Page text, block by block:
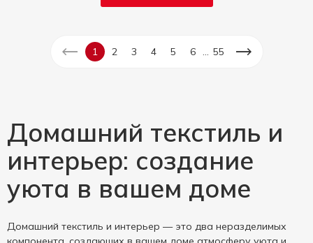
1 2 3 4 5 6 55
Домашний текстиль и
интерьер: создание
уюта в вашем доме
Домашний текстиль и интерьер — это два неразделимых